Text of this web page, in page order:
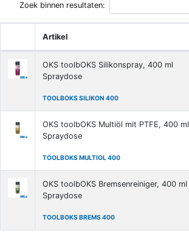
Zoek binnen resultaten:
Artikel
OKS toolbOKS Silikonspray, 400 ml
Spraydose
TOOLBOKS SILIKON 400
OKS toolbOKS Multiöl mit PTFE, 400 ml
Spraydose
TOOLBOKS MULTIOL 400
OKS toolbOKS Bremsenreiniger, 400 ml
Spraydose
TOOLBOKS BREMS 400